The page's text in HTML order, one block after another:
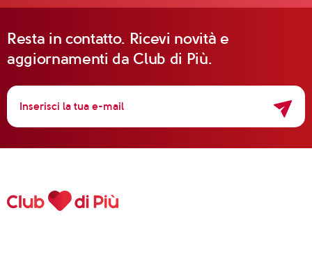
Resta in contatto. Ricevi novità e
aggiornamenti da Club di Più.